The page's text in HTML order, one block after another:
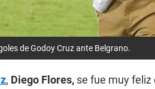
de Godoy Cruz ante Belgrano.
, Diego Flores, se fue muy feliz